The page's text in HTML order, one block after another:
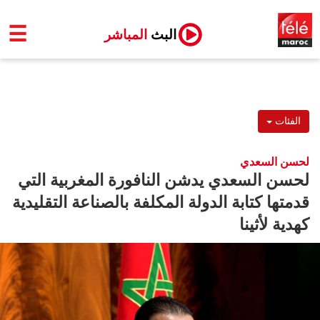
☰ البث المباشر
الفئات
لحسن السعدي
لحسن السعدي يدشن النافورة المغربية التي
قدمتها كتابة الدولة المكلفة بالصناعة التقليدية
كهدية لأثينا